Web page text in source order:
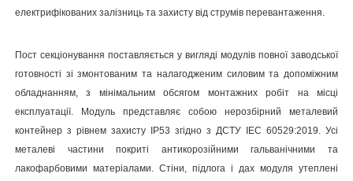
електрифікованих залізниць та захисту від струмів перевантаження.
Пост секціонування поставляється у вигляді модулів повної заводської
готовності зі змонтованим та налагодженим силовим та допоміжним
обладнанням, з мінімальним обсягом монтажних робіт на місці
експлуатації. Модуль представляє собою нерозбірний металевий
контейнер з рівнем захисту IP53 згідно з ДСТУ IEC 60529:2019. Усі
металеві частини покриті антикорозійними гальванічними та
лакофарбовими матеріалами. Стіни, підлога і дах модуля утеплені